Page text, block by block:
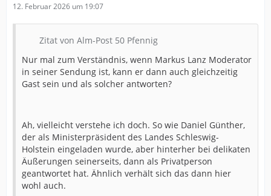
12. Februar 2026 um 19:07
Zitat von Alm-Post 50 Pfennig
Nur mal zum Verständnis, wenn Markus Lanz Moderator
in seiner Sendung ist, kann er dann auch gleichzeitig
Gast sein und als solcher antworten?
Ah, vielleicht verstehe ich doch. So wie Daniel Günther,
der als Ministerpräsident des Landes Schleswig-
Holstein eingeladen wurde, aber hinterher bei delikaten
Äußerungen seinerseits, dann als Privatperson
geantwortet hat. Ähnlich verhält sich das dann hier
wohl auch.